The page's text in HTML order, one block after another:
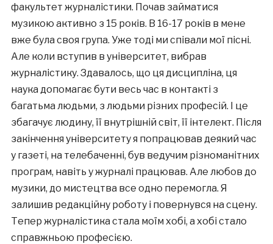
факультет журналістики. Почав займатися
музикою активно з 15 років. В 16-17 років в мене
вже була своя група. Уже тоді ми співали мої пісні.
Але коли вступив в університет, вибрав
журналістику. Здавалось, що ця дисципліна, ця
наука допомагає бути весь час в контакті з
багатьма людьми, з людьми різних професій. І це
збагачує людину, її внутрішній світ, її інтелект. Після
закінчення університету я попрацював деякий час
у газеті, на телебаченні, був ведучим різноманітних
програм, навіть у журналі працював. Але любов до
музики, до мистецтва все одно перемогла. Я
залишив редакційну роботу і повернувся на сцену.
Тепер журналістика стала моїм хобі, а хобі стало
справжньою професією.